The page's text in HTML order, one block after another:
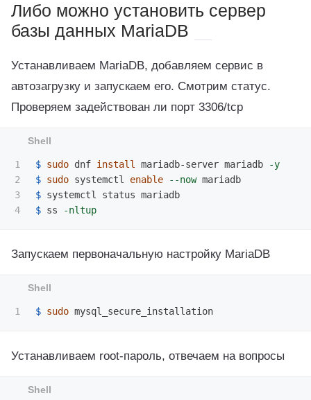
Либо можно установить сервер
базы данных MariaDB
Устанавливаем MariaDB, добавляем сервис в
автозагрузку и запускаем его. Смотрим статус.
Проверяем задействован ли порт 3306/tcp
1
2
3
$ sudo dnf install mariadb-server mariadb
-y
$ sudo systemctl enable --now
$
$ ss -nltup
Запускаем первоначальную настройку MariaDB
$ sudo
Устанавливаем root-пароль, отвечаем на вопросы